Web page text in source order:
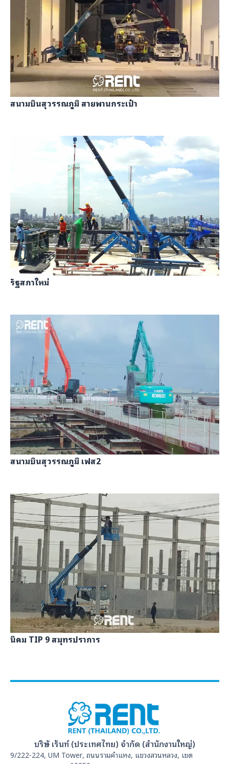
สนามบินสุวรรณภูมิ สายพานกระเป๋า
รัฐสภาใหม่
สนามบินสุวรรณภูมิ เฟส2
นิคม TIP 9 สมุทรปราการ
บริษัท เร้นท์ (ประเทศไทย) จำกัด (สำนักงานใหญ่)
9/222-224, UM Tower, ถนนรามคำแหง, แขวงสวนหลวง, เขต